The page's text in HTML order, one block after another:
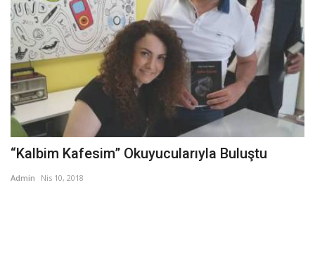
“Kalbim Kafesim” Okuyucularıyla Buluştu
Admin Nis 10, 2018